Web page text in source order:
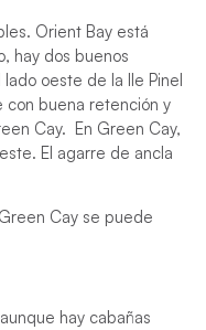
Orient Bay está
hay dos buenos
oeste de la Ile Pinel
con buena retención y
Cay. En Green Cay,
El agarre de ancla
Cay se puede
hay cabañas